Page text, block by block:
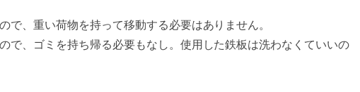
で、重い荷物を持って移動する必要はありません。
で、ゴミを持ち帰る必要もなし。使用した鉄板は洗わなくていいの